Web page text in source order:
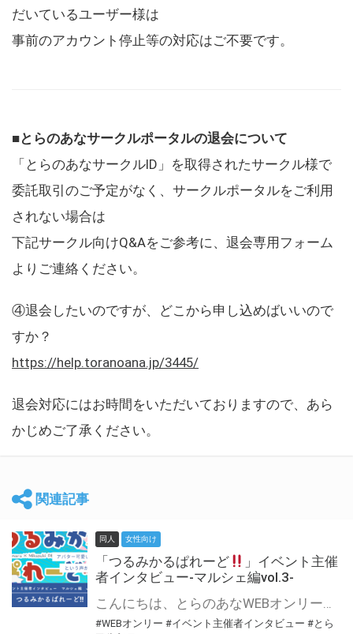
だいているユーザー様は
事前のアカウント停止等の対応はご不要です。
■とらのあなサークルポータルの退会について
「とらのあなサークルID」を取得されたサークル様で
委託取引のご予定がなく、サークルポータルをご利用
されない場合は
下記サークル向けQ&Aをご参考に、退会専用フォーム
よりご連絡ください。
④退会したいのですが、どこから申し込めばいいので
すか？
https://help.toranoana.jp/3445/
退会対応にはお時間をいただいておりますので、あら
かじめご了承ください。
関連記事
同人 女性向け
「つるみかるぱれーど
」イベント主催
者インタビュー-マルシェ編vol.3-
こんにちは、とらのあなWEBオンリー運営スタッフです。 新たにお届けする、イベント主催者インタビュー-マルシェ編-は、 とらのあなWEBオンリー「マルシェ」をご利用した主催様に 「マルシェ」を使って開催した感想や心がけをお聞きする企画です。 今回は、WEBオンリー初開催「つるみかるぱれーど
#WEBオンリー #イベント主催者インタビュー #とら